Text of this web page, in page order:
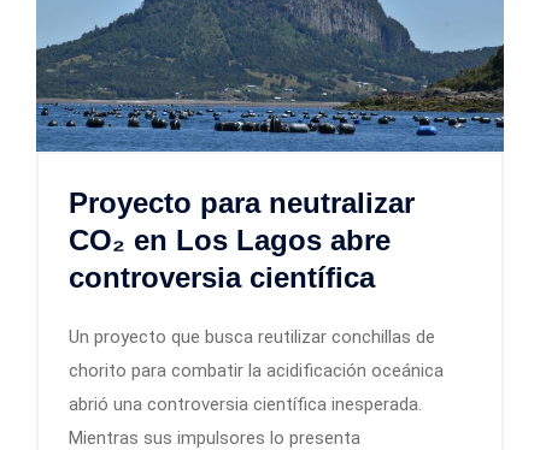
Proyecto para neutralizar
CO₂ en Los Lagos abre
controversia científica
Un proyecto que busca reutilizar conchillas de
chorito para combatir la acidificación oceánica
abrió una controversia científica inesperada.
Mientras sus impulsores lo presenta